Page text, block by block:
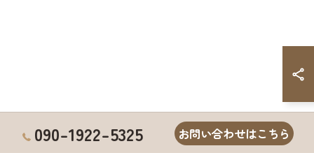
090-1922-5325 お問い合わせはこちら